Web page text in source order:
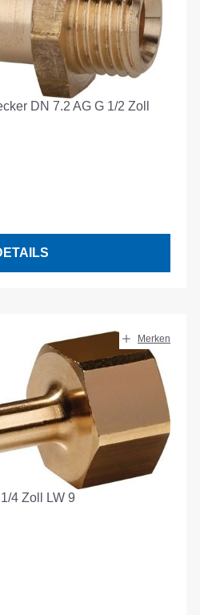
DN 7.2 AG G 1/2 Zoll
Merken
4 Zoll LW 9